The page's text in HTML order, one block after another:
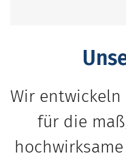
Wir
für die